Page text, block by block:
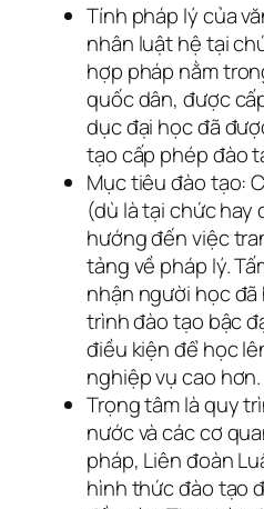
Tính pháp lý của
nhân luật hệ tại
hợp pháp nằm
quốc dân, được
dục đại học đã
tạo cấp phép đào
Mục tiêu đào tạo:
(dù là tại chức
hướng đến việc
tảng về pháp lý.
nhận người học
trình đào tạo bậc
điều kiện để học
nghiệp vụ cao hơn.
Trọng tâm là quy
nước và các cơ
pháp, Liên đoàn
hình thức đào tạo